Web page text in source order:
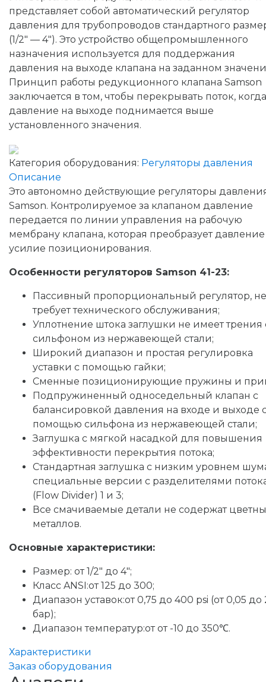
представляет собой автоматический регулятор
давления для трубопроводов стандартного
(1/2″ — 4″). Это устройство общепромышленного
назначения используется для поддержания
давления на выходе клапана на заданном
Принцип работы редукционного клапана Samson
заключается в том, чтобы перекрывать поток, когда
давление на выходе поднимается выше
установленного значения.
Категория оборудования: Регуляторы давления
Описание
Это автономно действующие регуляторы
Samson. Контролируемое за клапаном давление
передается по линии управления на рабочую
мембрану клапана, которая преобразует
усилие позиционирования.
Особенности регуляторов Samson 41-23:
Пассивный пропорциональный регулятор, не
требует технического обслуживания;
Уплотнение штока заглушки не имеет трения
сильфоном из нержавеющей стали;
Широкий диапазон и простая регулировка
уставки с помощью гайки;
Сменные позиционирующие пружины и
Подпружиненный односедельный клапан с
балансировкой давления на входе и выходе
помощью сильфона из нержавеющей стали;
Заглушка с мягкой насадкой для повышения
эффективности перекрытия потока;
Стандартная заглушка с низким уровнем
специальные версии с разделителями
(Flow Divider) 1 и 3;
Все смачиваемые детали не содержат
металлов.
Основные характеристики:
Размер: от 1/2″ до 4″;
Класс ANSI:от 125 до 300;
Диапазон уставок:от 0,75 до 400 psi (от 0,05 до
бар);
Диапазон температур:от от -10 до 350℃.
Характеристики
Заказ оборудования